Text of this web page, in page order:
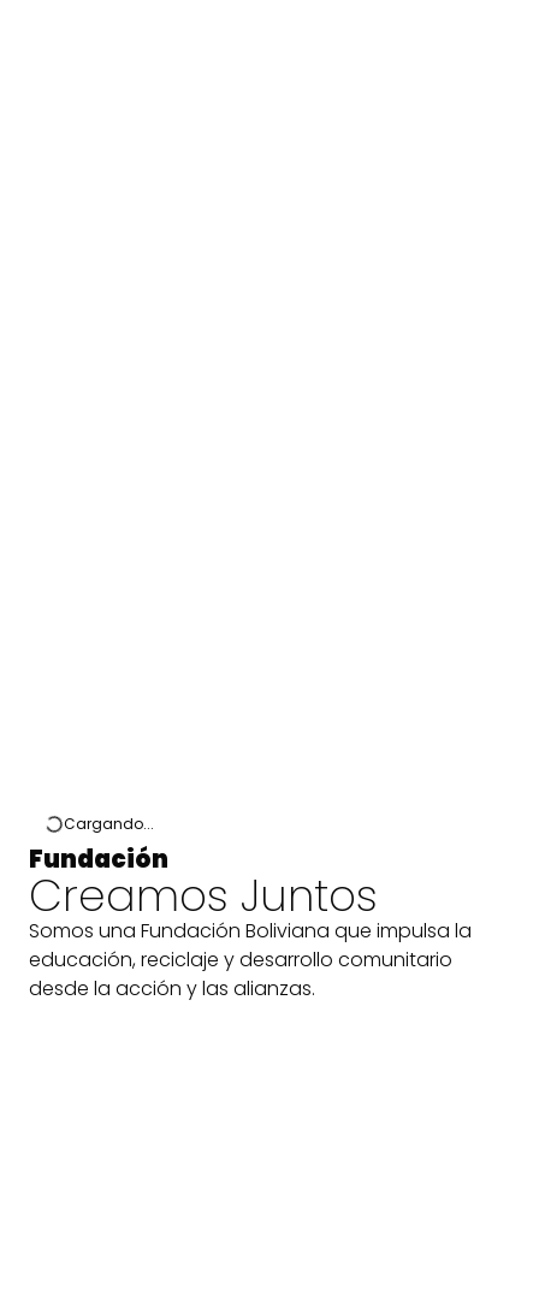
Cargando...
Fundación
Creamos Juntos
Somos una Fundación Boliviana que impulsa la
educación, reciclaje y desarrollo comunitario
desde la acción y las alianzas.